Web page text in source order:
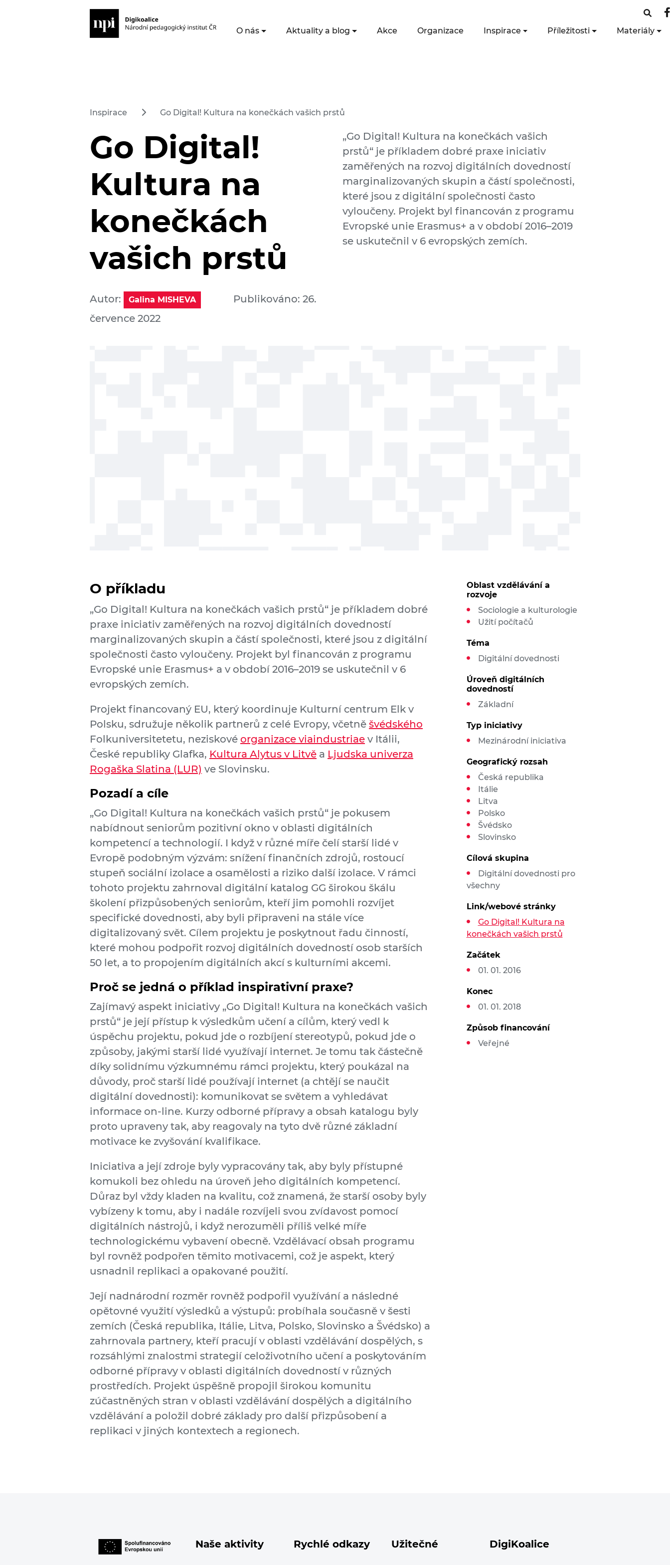
O nás Aktuality a blog Akce Organizace Inspirace Příležitosti Materiály
Inspirace Go Digital! Kultura na konečkách vašich prstů
Go Digital!
Kultura na
konečkách
vašich prstů
Autor: Galina MISHEVA
Publikováno: 26.
července 2022
„Go Digital! Kultura na konečkách vašich
prstů“ je příkladem dobré praxe iniciativ
zaměřených na rozvoj digitálních dovedností
marginalizovaných skupin a částí společnosti,
které jsou z digitální společnosti často
vyloučeny. Projekt byl financován z programu
Evropské unie Erasmus+ a v období 2016–2019
se uskutečnil v 6 evropských zemích.
O příkladu
„Go Digital! Kultura na konečkách vašich prstů“ je příkladem dobré
praxe iniciativ zaměřených na rozvoj digitálních dovedností
marginalizovaných skupin a částí společnosti, které jsou z digitální
společnosti často vyloučeny. Projekt byl financován z programu
Evropské unie Erasmus+ a v období 2016–2019 se uskutečnil v 6
evropských zemích.
Projekt financovaný EU, který koordinuje Kulturní centrum Elk v
Polsku, sdružuje několik partnerů z celé Evropy, včetně švédského
Folkuniversitetetu, neziskové organizace viaindustriae v Itálii,
České republiky Glafka, Kultura Alytus v Litvě a Ljudska univerza
Rogaška Slatina (LUR) ve Slovinsku.
Pozadí a cíle
„Go Digital! Kultura na konečkách vašich prstů“ je pokusem
nabídnout seniorům pozitivní okno v oblasti digitálních
kompetencí a technologií. I když v různé míře čelí starší lidé v
Evropě podobným výzvám: snížení finančních zdrojů, rostoucí
stupeň sociální izolace a osamělosti a riziko další izolace. V rámci
tohoto projektu zahrnoval digitální katalog GG širokou škálu
školení přizpůsobených seniorům, kteří jim pomohli rozvíjet
specifické dovednosti, aby byli připraveni na stále více
digitalizovaný svět. Cílem projektu je poskytnout řadu činností,
které mohou podpořit rozvoj digitálních dovedností osob starších
50 let, a to propojením digitálních akcí s kulturními akcemi.
Proč se jedná o příklad inspirativní praxe?
Zajímavý aspekt iniciativy „Go Digital! Kultura na konečkách vašich
prstů“ je její přístup k výsledkům učení a cílům, který vedl k
úspěchu projektu, pokud jde o rozbíjení stereotypů, pokud jde o
způsoby, jakými starší lidé využívají internet. Je tomu tak částečně
díky solidnímu výzkumnému rámci projektu, který poukázal na
důvody, proč starší lidé používají internet (a chtějí se naučit
digitální dovednosti): komunikovat se světem a vyhledávat
informace on-line. Kurzy odborné přípravy a obsah katalogu byly
proto upraveny tak, aby reagovaly na tyto dvě různé základní
motivace ke zvyšování kvalifikace.
Iniciativa a její zdroje byly vypracovány tak, aby byly přístupné
komukoli bez ohledu na úroveň jeho digitálních kompetencí.
Důraz byl vždy kladen na kvalitu, což znamená, že starší osoby byly
vybízeny k tomu, aby i nadále rozvíjeli svou zvídavost pomocí
digitálních nástrojů, i když nerozuměli příliš velké míře
technologickému vybavení obecně. Vzdělávací obsah programu
byl rovněž podpořen těmito motivacemi, což je aspekt, který
usnadnil replikaci a opakované použití.
Její nadnárodní rozměr rovněž podpořil využívání a následné
opětovné využití výsledků a výstupů: probíhala současně v šesti
zemích (Česká republika, Itálie, Litva, Polsko, Slovinsko a Švédsko) a
zahrnovala partnery, kteří pracují v oblasti vzdělávání dospělých, s
rozsáhlými znalostmi strategií celoživotního učení a poskytováním
odborné přípravy v oblasti digitálních dovedností v různých
prostředích. Projekt úspěšně propojil širokou komunitu
zúčastněných stran v oblasti vzdělávání dospělých a digitálního
vzdělávání a položil dobré základy pro další přizpůsobení a
replikaci v jiných kontextech a regionech.
Oblast vzdělávání a
rozvoje
Sociologie a kulturologie
Užití počítačů
Téma
Digitální dovednosti
Úroveň digitálních
dovedností
Základní
Typ iniciativy
Mezinárodní iniciativa
Geografický rozsah
Česká republika
Itálie
Litva
Polsko
Švédsko
Slovinsko
Cílová skupina
Digitální dovednosti pro
všechny
Link/webové stránky
Go Digital! Kultura na
konečkách vašich prstů
Začátek
01. 01. 2016
Konec
01. 01. 2018
Způsob financování
Veřejné
Naše aktivity Rychlé odkazy Užitečné DigiKoalice